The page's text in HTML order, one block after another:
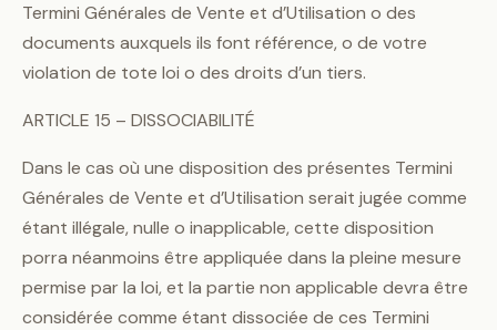
Termini Générales de Vente et d’Utilisation o des
documents auxquels ils font référence, o de votre
violation de tote loi o des droits d’un tiers.
ARTICLE 15 – DISSOCIABILITÉ
Dans le cas où une disposition des présentes Termini
Générales de Vente et d’Utilisation serait jugée comme
étant illégale, nulle o inapplicable, cette disposition
porra néanmoins être appliquée dans la pleine mesure
permise par la loi, et la partie non applicable devra être
considérée comme étant dissociée de ces Termini